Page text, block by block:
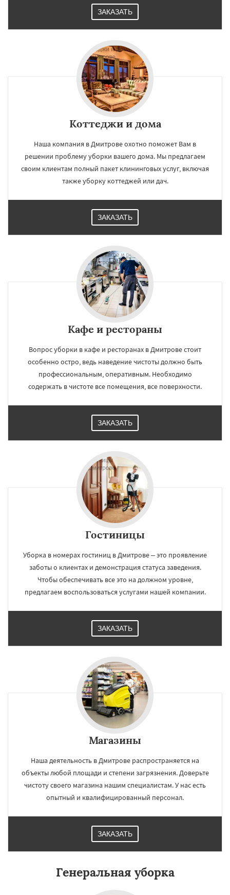
Работаем по
регионам
×
Жуковский Зарайск
Ивантеевка Истра Кашира
Клин Коломна Королев Котельники
Краснозаводск Краснознаменск
Ликино-Дулево
ЗАКАЗАТЬ
Коттеджи и дома
Наша компания в Дмитрове охотно поможет Вам в
решении проблему уборки вашего дома. Мы предлагаем
своим клиентам полный пакет клининговых услуг, включая
также уборку коттеджей или дач.
ЗАКАЗАТЬ
Кафе и рестораны
Вопрос уборки в кафе и ресторанах в Дмитрове стоит
особенно остро, ведь наведение чистоты должно быть
профессиональным, оперативным. Необходимо
содержать в чистоте все помещения, все поверхности.
ЗАКАЗАТЬ
Гостиницы
Уборка в номерах гостиниц в Дмитрове – это проявление
заботы о клиентах и демонстрация статуса заведения.
Чтобы обеспечивать все это на должном уровне,
предлагаем воспользоваться услугами нашей компании.
ЗАКАЗАТЬ
Магазины
Наша деятельность в Дмитрове распространяется на
объекты любой площади и степени загрязнения. Доверьте
чистоту своего магазина нашим специалистам. У нас есть
опытный и квалифицированный персонал.
ЗАКАЗАТЬ
Генеральная уборка
УЗНАТЬ ПОДРОБНЕЕ ×
Даю согласие на обработку персональных данных